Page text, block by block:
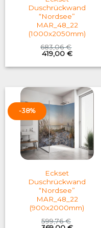
Duschrückwand
“Nordsee”
MAR_48_22
(1000x2050mm)
683,06€
Original
price
was:
419,00 €Current
is:
-38%
Eckset
Duschrückwand
“Nordsee”
MAR_48_22
(900x2000mm)
599,76€